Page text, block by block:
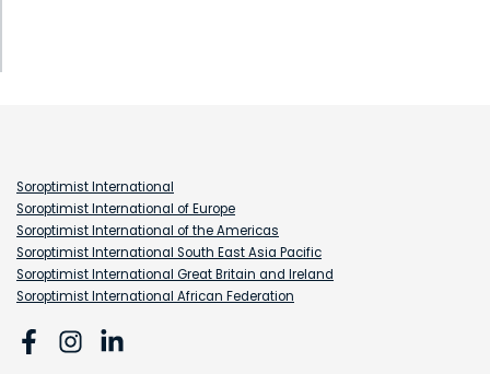
Soroptimist International
Soroptimist International of Europe
Soroptimist International of the Americas
Soroptimist International South East Asia Pacific
Soroptimist International Great Britain and Ireland
Soroptimist International African Federation